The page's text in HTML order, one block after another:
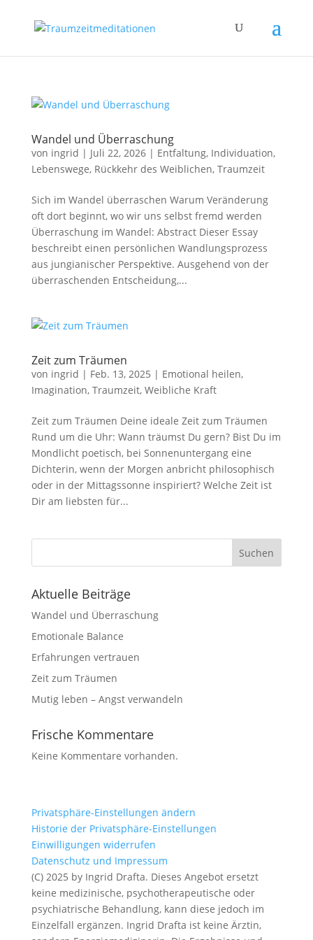
Wandel und Überraschung
von ingrid | Juli 22, 2026| Entfaltung, Individuation,
Lebenswege, Rückkehr des Weiblichen, Traumzeit
Sich im Wandel überraschen Warum Veränderung
oft dort beginnt, wo wir uns selbst fremd werden
Überraschung im Wandel: Abstract Dieser Essay
beschreibt einen persönlichen Wandlungsprozess
aus jungianischer Perspektive. Ausgehend von der
überraschenden Entscheidung,...
Zeit zum Träumen
von ingrid | Feb. 13, 2025 | Emotional heilen,
Imagination, Traumzeit, Weibliche Kraft
Zeit zum Träumen Deine ideale Zeit zum Träumen
Rund um die Uhr: Wann träumst Du gern? Bist Du im
Mondlicht poetisch, bei Sonnenuntergang eine
Dichterin, wenn der Morgen anbricht philosophisch
oder in der Mittagssonne inspiriert? Welche Zeit ist
Dir am liebsten für...
Suchen
Aktuelle Beiträge
Wandel und Überraschung
Emotionale Balance
Erfahrungen vertrauen
Zeit zum Träumen
Mutig leben – Angst verwandeln
Frische Kommentare
Keine Kommentare vorhanden.
Privatsphäre-Einstellungen ändern
Historie der Privatsphäre-Einstellungen
Einwilligungen widerrufen
Datenschutz und Impressum
(C) 2025 by Ingrid Drafta. Dieses Angebot ersetzt
keine medizinische, psychotherapeutische oder
psychiatrische Behandlung, kann diese jedoch im
Einzelfall ergänzen. Ingrid Drafta ist keine Ärztin,